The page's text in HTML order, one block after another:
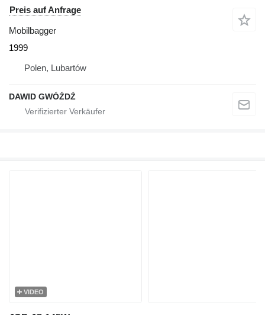
Preis auf Anfrage
Mobilbagger
1999
Polen, Lubartów
DAWID GWÓŹDŹ
VIDEO